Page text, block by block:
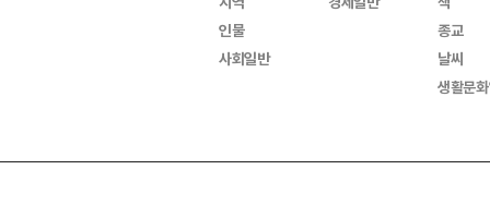
인물
사회일반
종교
날씨
생활문